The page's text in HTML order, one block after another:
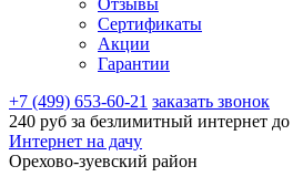
Отзывы
Сертификаты
Акции
Гарантии
+7 (499) 653-60-21 заказать звонок
240 руб за безлимитный интернет до
Интернет на дачу
Орехово-зуевский район